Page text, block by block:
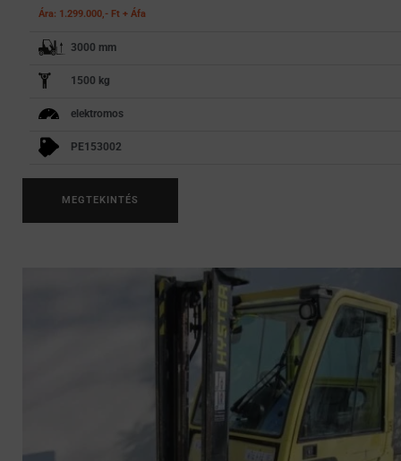
Ára: 1.299.000,- Ft + Áfa
3000 mm
1500 kg
elektromos
PE153002
MEGTEKINTÉS